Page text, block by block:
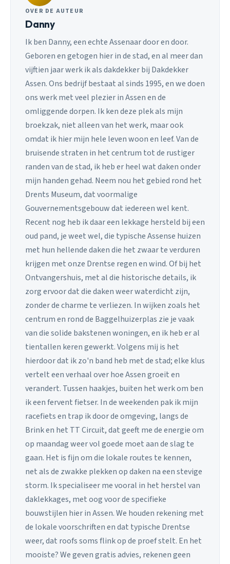
OVER DE AUTEUR
Danny
Ik ben Danny, een echte Assenaar door en door.
Geboren en getogen hier in de stad, en al meer dan
vijftien jaar werk ik als dakdekker bij Dakdekker
Assen. Ons bedrijf bestaat al sinds 1995, en we doen
ons werk met veel plezier in Assen en de
omliggende dorpen. Ik ken deze plek als mijn
broekzak, niet alleen van het werk, maar ook
omdat ik hier mijn hele leven woon en leef. Van de
bruisende straten in het centrum tot de rustiger
randen van de stad, ik heb er heel wat daken onder
mijn handen gehad. Neem nou het gebied rond het
Drents Museum, dat voormalige
Gouvernementsgebouw dat iedereen wel kent.
Recent nog heb ik daar een lekkage hersteld bij een
oud pand, je weet wel, die typische Assense huizen
met hun hellende daken die het zwaar te verduren
krijgen met onze Drentse regen en wind. Of bij het
Ontvangershuis, met al die historische details, ik
zorg ervoor dat die daken weer waterdicht zijn,
zonder de charme te verliezen. In wijken zoals het
centrum en rond de Baggelhuizerplas zie je vaak
van die solide bakstenen woningen, en ik heb er al
tientallen keren gewerkt. Volgens mij is het
hierdoor dat ik zo'n band heb met de stad; elke klus
vertelt een verhaal over hoe Assen groeit en
verandert. Tussen haakjes, buiten het werk om ben
ik een fervent fietser. In de weekenden pak ik mijn
racefiets en trap ik door de omgeving, langs de
Brink en het TT Circuit, dat geeft me de energie om
op maandag weer vol goede moet aan de slag te
gaan. Het is fijn om die lokale routes te kennen,
net als de zwakke plekken op daken na een stevige
storm. Ik specialiseer me vooral in het herstel van
daklekkages, met oog voor de specifieke
bouwstijlen hier in Assen. We houden rekening met
de lokale voorschriften en dat typische Drentse
weer, dat roofs soms flink op de proef stelt. En het
mooiste? We geven gratis advies, rekenen geen